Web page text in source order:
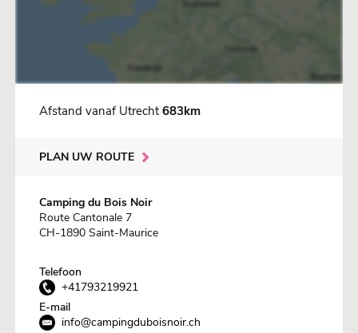
Afstand vanaf Utrecht 683km
PLAN UW ROUTE
Camping du Bois Noir
Route Cantonale 7
CH-1890 Saint-Maurice
Telefoon
+41793219921
E-mail
info@campingduboisnoir.ch